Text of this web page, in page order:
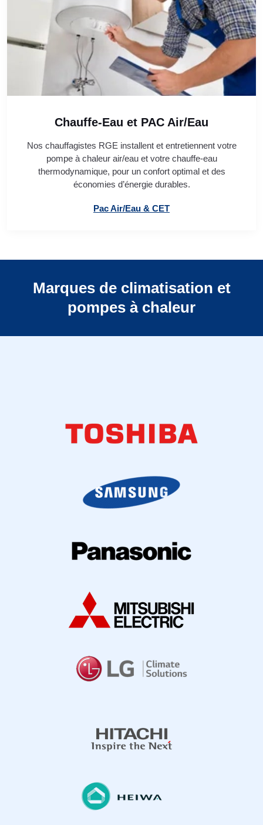
Chauffe-Eau et PAC Air/Eau
Nos chauffagistes RGE installent et entretiennent votre
pompe à chaleur air/eau et votre chauffe-eau
thermodynamique, pour un confort optimal et des
économies d’énergie durables.
Pac Air/Eau & CET
Marques de climatisation et
pompes à chaleur